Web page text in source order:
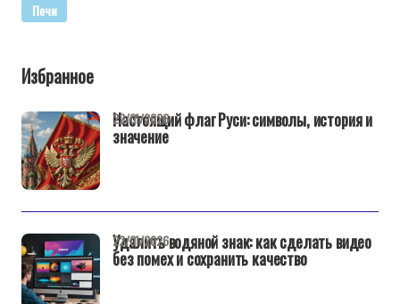
Печи
Избранное
Настоящий флаг Руси: символы, история и
значение
22/01/2026
Удалить водяной знак: как сделать видео
без помех и сохранить качество
22/01/2026